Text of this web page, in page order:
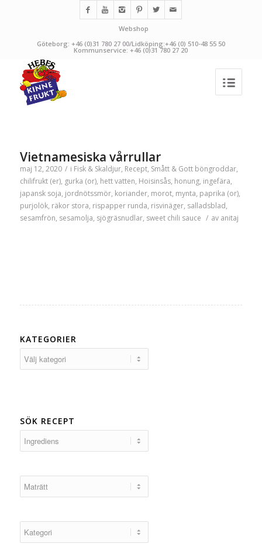
Webshop
Göteborg: +46 (0)31 780 27 00/Lidköping:+46 (0) 510-48 55 50
Kommunservice: +46 (0)31 780 27 20
Vietnamesiska vårrullar
maj 12, 2020 / i Fisk & Skaldjur, Recept, Smått & Gott böngroddar,
chilifrukt (er), gurka (or), hett vatten, Hoisinsås, honung, ingefära,
japansk soja, jordnötssmör, koriander, morot, mynta, paprika (or),
purjolök, räkor stora, rispapper runda, risvinäger, salladsblad,
sesamfrön, sesamolja, sjögräsnudlar, sweet chili sauce / av anitaj
KATEGORIER
SÖK RECEPT